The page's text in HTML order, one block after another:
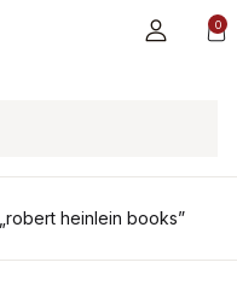
0
heinlein books”